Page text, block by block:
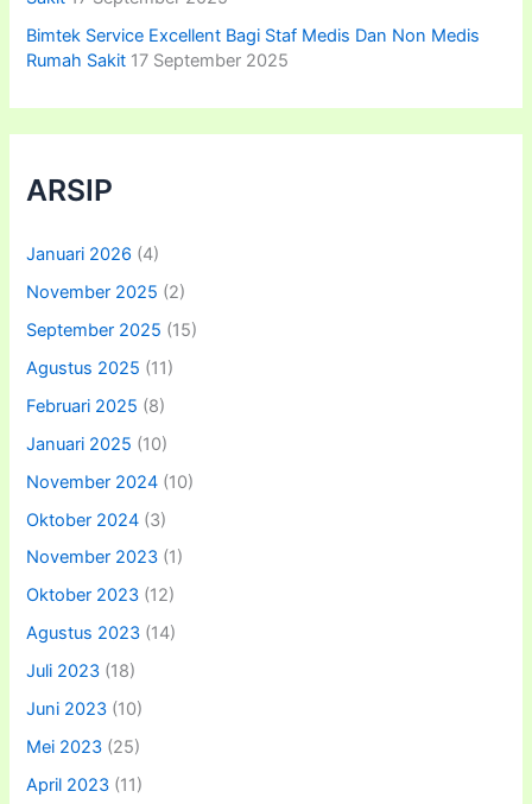
Bimtek Service Excellent Bagi Staf Medis Dan Non Medis
Rumah Sakit 17 September 2025
ARSIP
Januari 2026 (4)
November 2025 (2)
September 2025 (15)
Agustus 2025 (11)
Februari 2025 (8)
Januari 2025 (10)
November 2024 (10)
Oktober 2024 (3)
November 2023 (1)
Oktober 2023 (12)
Agustus 2023 (14)
Juli 2023 (18)
Juni 2023 (10)
Mei 2023 (25)
April 2023 (11)